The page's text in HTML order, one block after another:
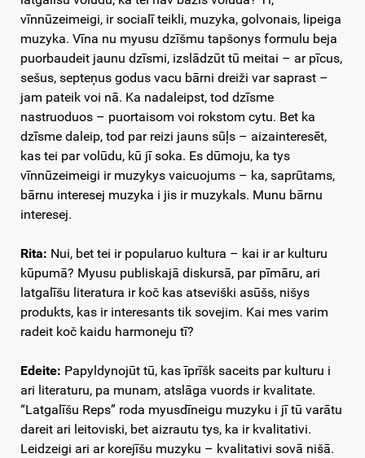
vīnnūzeimeigi, ir socialī teikli, muzyka, golvonais, lipeiga
muzyka. Vīna nu myusu dzīšmu tapšonys formulu beja
puorbaudeit jaunu dzīsmi, izslādzūt tū meitai – ar pīcus,
sešus, septeņus godus vacu bārni dreiži var saprast –
jam pateik voi nā. Ka nadaleipst, tod dzīsme
nastruoduos – puortaisom voi rokstom cytu. Bet ka
dzīsme daleip, tod par reizi jauns sūļs – aizainteresēt,
kas tei par volūdu, kū jī soka. Es dūmoju, ka tys
vīnnūzeimeigi ir muzykys vaicuojums – ka, saprūtams,
bārnu interesej muzyka i jis ir muzykals. Munu bārnu
interesej.
Rita: Nui, bet tei ir popularuo kultura – kai ir ar kulturu
kūpumā? Myusu publiskajā diskursā, par pīmāru, ari
latgalīšu literatura ir koč kas atseviški asūšs, nišys
produkts, kas ir interesants tik sovejim. Kai mes varim
radeit koč kaidu harmoneju tī?
Edeite: Papyldynojūt tū, kas īprīšk saceits par kulturu i
ari literaturu, pa munam, atslāga vuords ir kvalitate.
“Latgalīšu Reps” roda myusdīneigu muzyku i jī tū varātu
dareit ari leitoviski, bet aizrautu tys, ka ir kvalitativi.
Leidzeigi ari ar korejīšu muzyku – kvalitativi sovā nišā.